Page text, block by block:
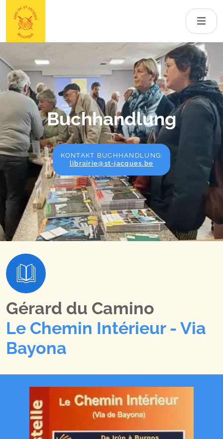
Buchhandlung
KONTAKT BUCHHANDLUNG:
librairie@st-jacques.be
Gérard du Camino
Le Chemin Intérieur - Via
Bayona